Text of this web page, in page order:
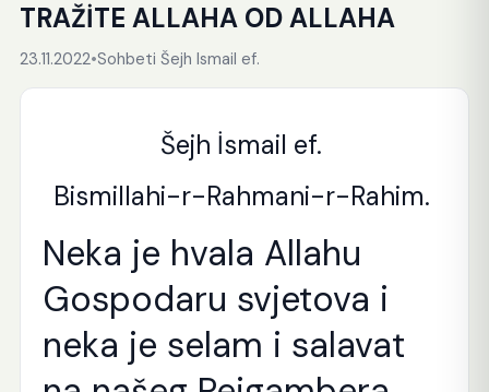
TRAŽİTE ALLAHA OD ALLAHA
23.11.2022•Sohbeti Šejh Ismail ef.
Šejh İsmail ef.
Bismillahi-r-Rahmani-r-Rahim.
Neka je hvala Allahu
Gospodaru svjetova i
neka je selam i salavat